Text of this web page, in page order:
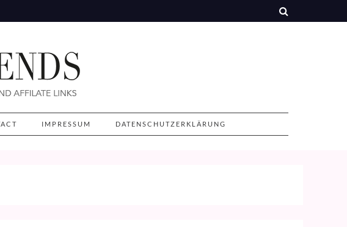
IMPRESSUM DATENSCHUTZERKLÄRUNG